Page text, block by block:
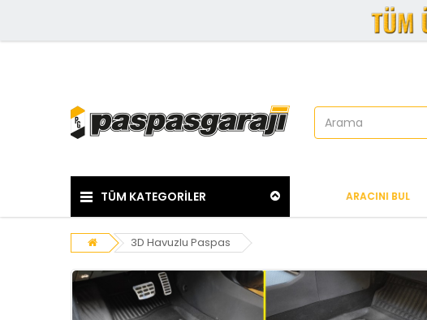
TÜM KATEGORİLER ARACINI BUL
3D Havuzlu Paspas